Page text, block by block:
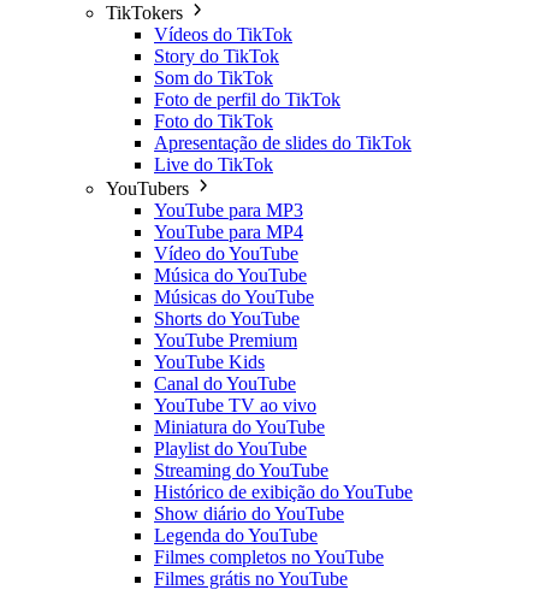
TikTokers
Vídeos do TikTok
Story do TikTok
Som do TikTok
Foto de perfil do TikTok
Foto do TikTok
Apresentação de slides do TikTok
Live do TikTok
YouTubers
YouTube para MP3
YouTube para MP4
Vídeo do YouTube
Música do YouTube
Músicas do YouTube
Shorts do YouTube
YouTube Premium
YouTube Kids
Canal do YouTube
YouTube TV ao vivo
Miniatura do YouTube
Playlist do YouTube
Streaming do YouTube
Histórico de exibição do YouTube
Show diário do YouTube
Legenda do YouTube
Filmes completos no YouTube
Filmes grátis no YouTube